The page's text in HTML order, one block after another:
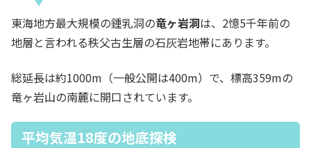
東海地方最大規模の鍾乳洞の竜ヶ岩洞は、2憶5千年前の
地層と言われる秩父古生層の石灰岩地帯にあります。
総延長は約1000m（一般公開は400m）で、標高359mの
竜ヶ岩山の南麓に開口されています。
平均気温18度の地底探検